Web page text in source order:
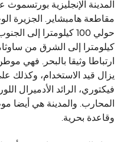
المدينة الإنجليزية
مقاطعة هامبشاير. الجزيرة
كيلومترا إلى الشرق من
ارتباطا وثيقا بالبحر. فهي
يزال قيد الاستخدام، وكذلك
فيكتوري، الرائد الأدميرال
المحارب. والمدينة هي أيضا
وقاعدة بحرية.